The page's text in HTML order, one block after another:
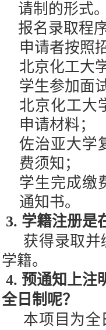
请制的形式
报名录取程
申请者按照
北京化工大
学生参加面
北京化工大
申请材料；
佐治亚大学
费须知；
学生完成缴
通知书。
3. 学籍注册是
获得录取并
学籍。
4. 预通知上注
全日制呢？
本项目为全